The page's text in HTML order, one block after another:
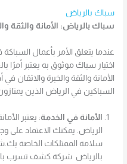
سباك بالرياض
سباك بالرياض: الأمانة والثقة
عندما يتعلق الأمر بأعمال
اختيار سباك موثوق به يعتبر أمرًا
الأمانة والثقة والخبرة والاتقان
السباكين في الرياض الذين
الأمانة في الخدمة: يعتبر
الرياض. يمكنك الاعتماد
سلامة الممتلكات الخاصة
بالرياض شركة كشف تسرب